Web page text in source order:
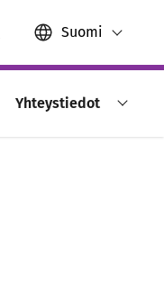
Suomi
Yhteystiedot